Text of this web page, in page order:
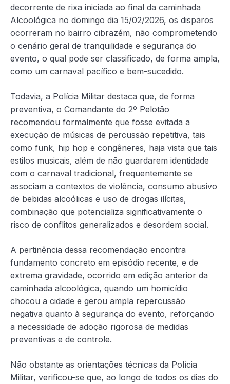
decorrente de rixa iniciada ao final da caminhada
Alcoológica no domingo dia 15/02/2026, os disparos
ocorreram no bairro cibrazém, não comprometendo
o cenário geral de tranquilidade e segurança do
evento, o qual pode ser classificado, de forma ampla,
como um carnaval pacífico e bem-sucedido.
Todavia, a Polícia Militar destaca que, de forma
preventiva, o Comandante do 2º Pelotão
recomendou formalmente que fosse evitada a
execução de músicas de percussão repetitiva, tais
como funk, hip hop e congêneres, haja vista que tais
estilos musicais, além de não guardarem identidade
com o carnaval tradicional, frequentemente se
associam a contextos de violência, consumo abusivo
de bebidas alcoólicas e uso de drogas ilícitas,
combinação que potencializa significativamente o
risco de conflitos generalizados e desordem social.
A pertinência dessa recomendação encontra
fundamento concreto em episódio recente, e de
extrema gravidade, ocorrido em edição anterior da
caminhada alcoológica, quando um homicídio
chocou a cidade e gerou ampla repercussão
negativa quanto à segurança do evento, reforçando
a necessidade de adoção rigorosa de medidas
preventivas e de controle.
Não obstante as orientações técnicas da Polícia
Militar, verificou-se que, ao longo de todos os dias do